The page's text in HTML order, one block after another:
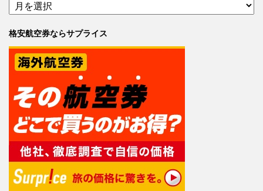
格安航空券ならサプライス